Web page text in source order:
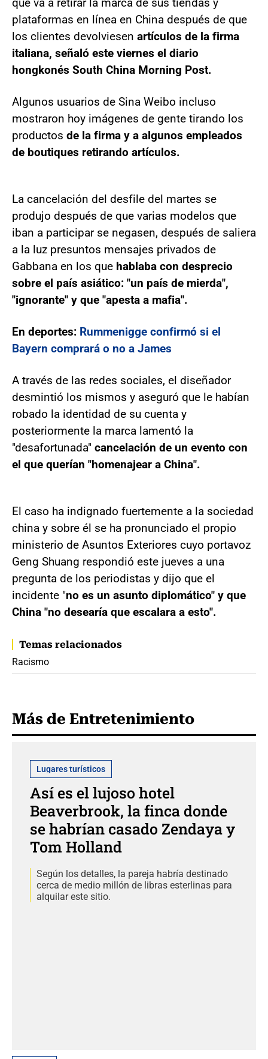
plataformas en línea en China después de que
los clientes devolviesen artículos de la firma
italiana, señaló este viernes el diario
hongkonés South China Morning Post.
Algunos usuarios de Sina Weibo incluso
mostraron hoy imágenes de gente tirando los
productos de la firma y a algunos empleados
de boutiques retirando artículos.
La cancelación del desfile del martes se
produjo después de que varias modelos que
iban a participar se negasen, después de saliera
a la luz presuntos mensajes privados de
Gabbana en los que hablaba con desprecio
sobre el país asiático: "un país de mierda",
"ignorante" y que "apesta a mafia".
En deportes: Rummenigge confirmó si el
Bayern comprará o no a James
A través de las redes sociales, el diseñador
desmintió los mismos y aseguró que le habían
robado la identidad de su cuenta y
posteriormente la marca lamentó la
"desafortunada" cancelación de un evento con
el que querían "homenajear a China".
El caso ha indignado fuertemente a la sociedad
china y sobre él se ha pronunciado el propio
ministerio de Asuntos Exteriores cuyo portavoz
Geng Shuang respondió este jueves a una
pregunta de los periodistas y dijo que el
incidente "no es un asunto diplomático" y que
China "no desearía que escalara a esto".
Temas relacionados
Racismo
Más de Entretenimiento
Lugares turísticos
Así es el lujoso hotel
Beaverbrook, la finca donde
se habrían casado Zendaya y
Tom Holland
Según los detalles, la pareja habría destinado
cerca de medio millón de libras esterlinas para
alquilar este sitio.